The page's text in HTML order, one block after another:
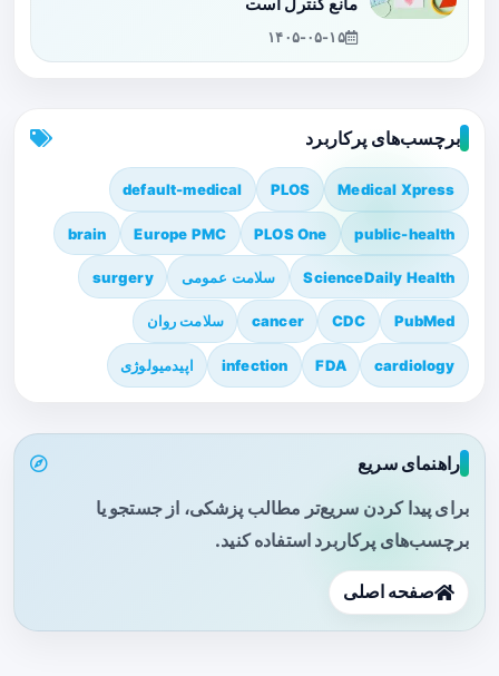
مانع کنترل است
۱۴۰۵-۰۵-۱۵
برچسب‌های پرکاربرد
Medical Xpress
PLOS
default-medical
public-health
PLOS One
Europe PMC
brain
ScienceDaily Health سلامت عمومی surgery
PubMed
CDC
cancer سلامت روان
cardiology
FDA
infection اپیدمیولوژی
راهنمای سریع
برای پیدا کردن سریع‌تر مطالب پزشکی، از جستجو یا
برچسب‌های پرکاربرد استفاده کنید.
صفحه اصلی